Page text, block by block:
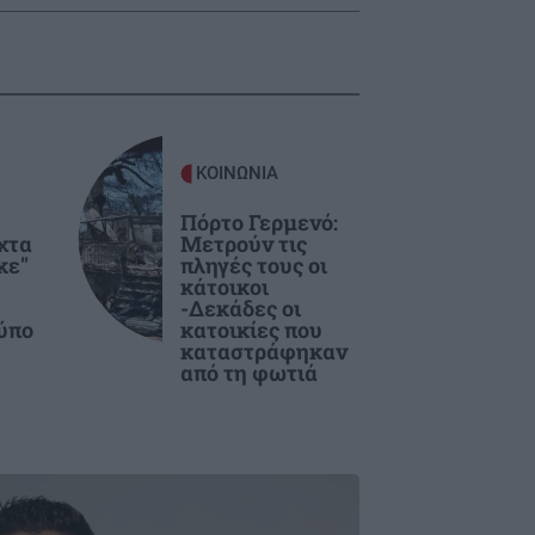
ΚΟΙΝΩΝΙΑ
Πόρτο Γερμενό:
Μετρούν τις
πληγές τους οι
κάτοικοι
-Δεκάδες οι
κατοικίες που
καταστράφηκαν
από τη φωτιά